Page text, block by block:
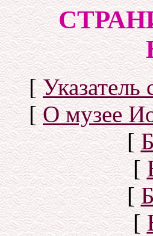
[
[О музее
[
[
[
[